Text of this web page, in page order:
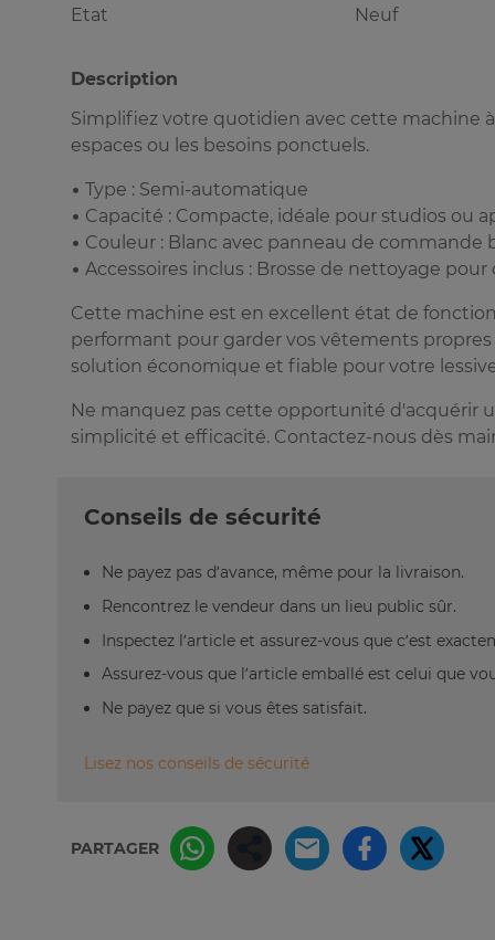
Etat
Neuf
Description
Simplifiez votre quotidien avec cette machine
espaces ou les besoins ponctuels.
• Type : Semi-automatique
• Capacité : Compacte, idéale pour studios ou
• Couleur : Blanc avec panneau de commande
• Accessoires inclus : Brosse de nettoyage
Cette machine est en excellent état de
performant pour garder vos vêtements
solution économique et fiable pour votre
Ne manquez pas cette opportunité d'acquérir
simplicité et efficacité. Contactez-nous dès
Conseils de sécurité
Ne payez pas d’avance, même pour la livraison.
Rencontrez le vendeur dans un lieu public sûr.
Inspectez l’article et assurez-vous que c’est
Assurez-vous que l’article emballé est celui que
Ne payez que si vous êtes satisfait.
Lisez nos conseils de sécurité
PARTAGER